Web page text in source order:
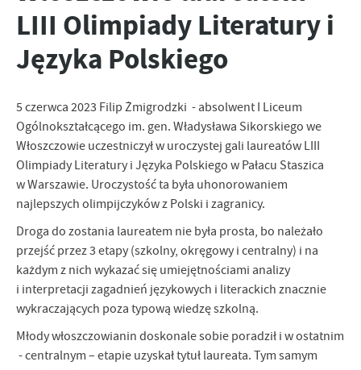
LIII Olimpiady Literatury i
Języka Polskiego
5 czerwca 2023 Filip Żmigrodzki - absolwent I Liceum
Ogólnokształcącego im. gen. Władysława Sikorskiego we
Włoszczowie uczestniczył w uroczystej gali laureatów LIII
Olimpiady Literatury i Języka Polskiego w Pałacu Staszica
w Warszawie. Uroczystość ta była uhonorowaniem
najlepszych olimpijczyków z Polski i zagranicy.
Droga do zostania laureatem nie była prosta, bo należało
przejść przez 3 etapy (szkolny, okręgowy i centralny) i na
każdym z nich wykazać się umiejętnościami analizy
i interpretacji zagadnień językowych i literackich znacznie
wykraczających poza typową wiedzę szkolną.
Młody włoszczowianin doskonale sobie poradził i w ostatnim
- centralnym – etapie uzyskał tytuł laureata. Tym samym
personalizację określonych funkcjonalności czy prezentowanych
treści.
Dzięki tym plikom cookies możemy zapewnić Ci większy komfort
korzystania z funkcjonalności naszej strony poprzez dopasowanie
funkcjonalne i personalizacyjne pliki cookies gwarantuje
dostępność większej ilości funkcji na stronie.
Więcej
Analityczne
Analityczne pliki cookies pomagają nam rozwijać się i
dostosowywać do Twoich potrzeb.
Cookies analityczne pozwalają na uzyskanie informacji w zakresie
wykorzystywania witryny internetowej, miejsca oraz częstotliwości,
z jaką odwiedzane są nasze serwisy www. Dane pozwalają nam na
popularności wśród użytkowników. Zgromadzone informacje są
przetwarzane w formie zanonimizowanej. Wyrażenie zgody na
analityczne pliki cookies gwarantuje dostępność wszystkich
funkcjonalności.
Więcej
Reklamowe
Dzięki reklamowym plikom cookies prezentujemy Ci najciekawsze
informacje i aktualności na stronach naszych partnerów.
Promocyjne pliki cookies służą do prezentowania Ci naszych
komunikatów na podstawie analizy Twoich upodobań oraz Twoich
promocyjne mogą pojawić się na stronach podmiotów trzecich lub
firm będących naszymi partnerami oraz innych dostawców usług.
Więcej